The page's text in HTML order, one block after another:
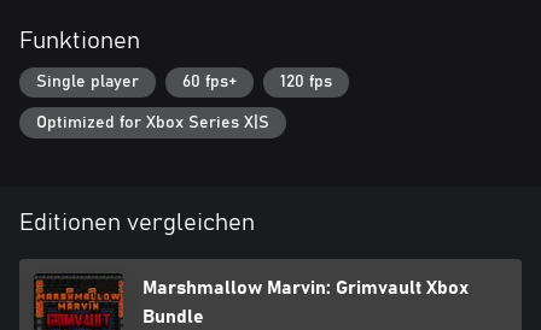
Funktionen
Single player 60 fps+ 120 fps
Optimized for Xbox Series X|S
Editionen vergleichen
Marshmallow Marvin: Grimvault Xbox
Bundle